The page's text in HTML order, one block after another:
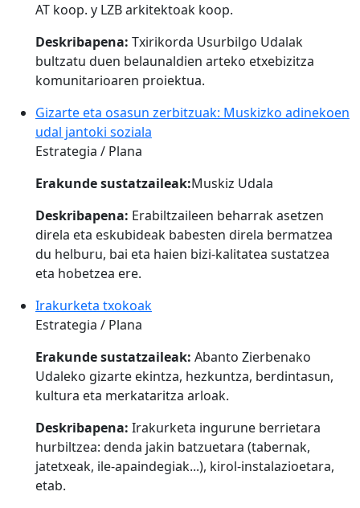
AT koop. y LZB arkitektoak koop.
Deskribapena: Txirikorda Usurbilgo Udalak
bultzatu duen belaunaldien arteko etxebizitza
komunitarioaren proiektua.
Gizarte eta osasun zerbitzuak: Muskizko adinekoen
udal jantoki soziala
Estrategia / Plana
Erakunde sustatzaileak:Muskiz Udala
Deskribapena: Erabiltzaileen beharrak asetzen
direla eta eskubideak babesten direla bermatzea
du helburu, bai eta haien bizi-kalitatea sustatzea
eta hobetzea ere.
Irakurketa txokoak
Estrategia / Plana
Erakunde sustatzaileak: Abanto Zierbenako
Udaleko gizarte ekintza, hezkuntza, berdintasun,
kultura eta merkataritza arloak.
Deskribapena: Irakurketa ingurune berrietara
hurbiltzea: denda jakin batzuetara (tabernak,
jatetxeak, ile-apaindegiak...), kirol-instalazioetara,
etab.